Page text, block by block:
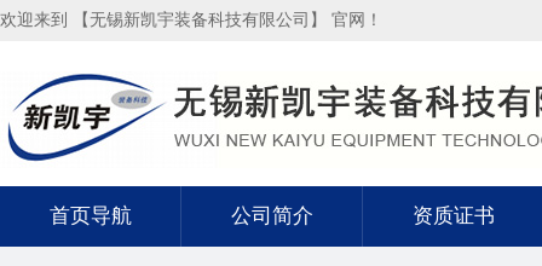
欢迎来到 【无锡新凯宇装备科技有限公司】 官网！
首页导航 公司简介 资质证书